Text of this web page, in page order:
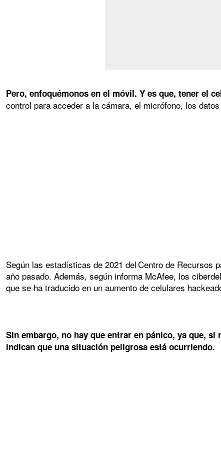
Pero, enfoquémonos en el móvil. Y es que, tener el
control para acceder a la cámara, el micrófono, los
Según las estadísticas de 2021 del Centro de Recursos
año pasado. Además, según informa McAfee, los
que se ha traducido en un aumento de celulares
Sin embargo, no hay que entrar en pánico, ya que,
indican que una situación peligrosa está ocurriendo.